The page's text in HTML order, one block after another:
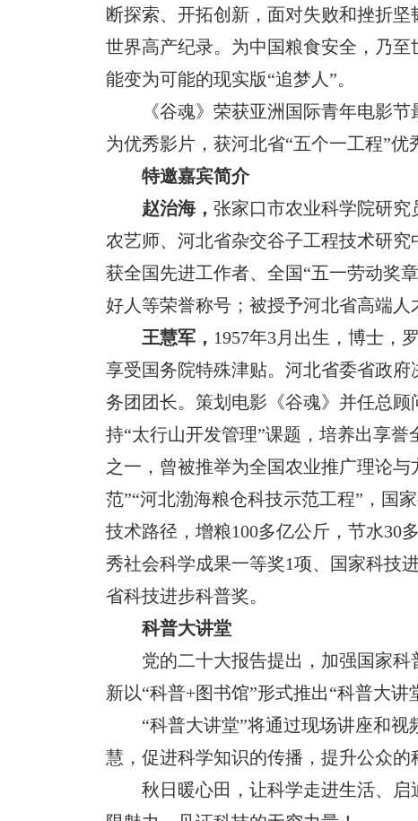
断探索、开拓创新，面对失败和挫折
世界高产纪录。为中国粮食安全，乃
能变为可能的现实版“追梦人”。
《谷魂》荣获亚洲国际青年电影
为优秀影片，获河北省“五个一工程”优
特邀嘉宾简介
赵治海， 张家口市农业科学院研
农艺师、河北省杂交谷子工程技术研
获全国先进工作者、全国“五一劳动奖
好人等荣誉称号；被授予河北省高端人
王慧军， 1957年3月出生，博士，
享受国务院特殊津贴。河北省委省政
务团团长。策划电影《谷魂》并任总
持“太行山开发管理”课题，培养出享
之一，曾被推举为全国农业推广理论
范”“河北渤海粮仓科技示范工程”，国
技术路径，增粮100多亿公斤，节水30
秀社会科学成果一等奖1项、国家科技
省科技进步科普奖。
科普大讲堂
党的二十大报告提出，加强国家
新以“科普+图书馆”形式推出“科普大
“科普大讲堂”将通过现场讲座和
慧，促进科学知识的传播，提升公众的
秋日暖心田，让科学走进生活、